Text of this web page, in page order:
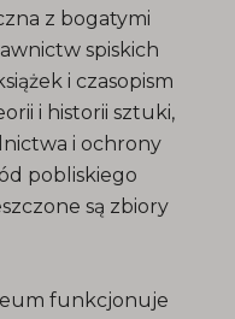
z bogatymi
spiskich
i czasopism
i historii sztuki,
i ochrony
pobliskiego
są zbiory
funkcjonuje